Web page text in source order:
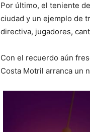
Por último, el teniente
ciudad y un ejemplo de
directiva, jugadores,
Con el recuerdo aún
Costa Motril arranca un